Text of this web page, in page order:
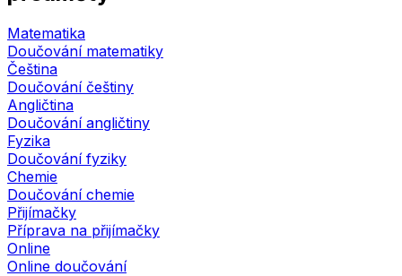
Matematika
Doučování matematiky
Čeština
Doučování češtiny
Angličtina
Doučování angličtiny
Fyzika
Doučování fyziky
Chemie
Doučování chemie
Přijímačky
Příprava na přijímačky
Online
Online doučování